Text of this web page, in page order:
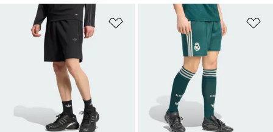
Op verlanglijst zetten